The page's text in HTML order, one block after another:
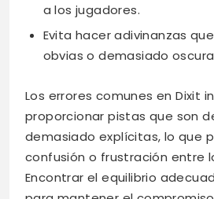
a los jugadores.
Evita hacer adivinanzas
obvias o demasiado
Los errores comunes en Dixit
proporcionar pistas que son
demasiado explícitas, lo que
confusión o frustración entre
Encontrar el equilibrio